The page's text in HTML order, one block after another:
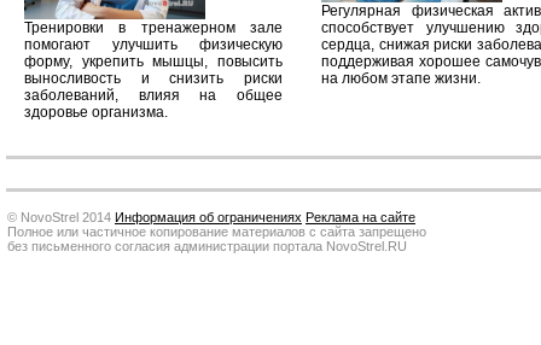
Тренировки в тренажерном зале
помогают улучшить физическую
форму, укрепить мышцы, повысить
выносливость и снизить риски
заболеваний, влияя на общее
здоровье организма.
Регулярная физическая
способствует улучшению
сердца, снижая риски
поддерживая хорошее
на любом этапе жизни.
© NovoStrel 2014 Информация об ограничениях Реклама на сайте
Полное или частичное копирование материалов с сайта запрещено
без письменного согласия администрации портала NovoStrel.RU